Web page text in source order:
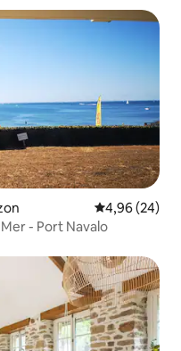
Évaluation
4,96 (24)
- Port Navalo